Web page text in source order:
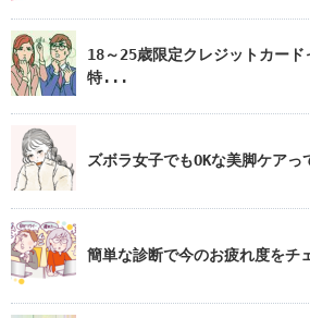
18～25歳限定クレジットカード
特...
ズボラ女子でもOKな美脚ケアっ
簡単な診断で今のお疲れ度をチ